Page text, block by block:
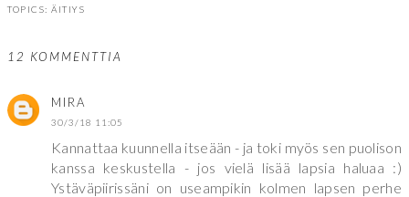
TOPICS: ÄITIYS
12 KOMMENTTIA
MIRA
30/3/18 11:05
Kannattaa kuunnella itseään - ja toki myös sen puolison
kanssa keskustella - jos vielä lisää lapsia haluaa :)
Ystäväpiirissäni on useampikin kolmen lapsen perhe